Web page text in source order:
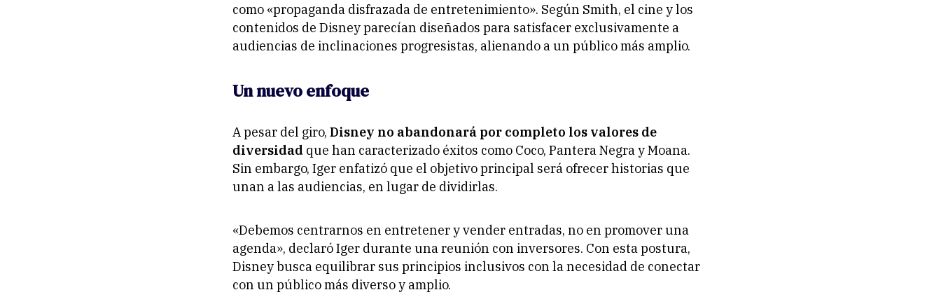
como «propaganda disfrazada de entretenimiento». Según Smith, el cine y los
contenidos de Disney parecían diseñados para satisfacer exclusivamente a
audiencias de inclinaciones progresistas, alienando a un público más amplio.
Un nuevo enfoque
A pesar del giro, Disney no abandonará por completo los valores de
diversidad que han caracterizado éxitos como Coco, Pantera NegrayMoana.
Sin embargo, Iger enfatizó que el objetivo principal será ofrecer historias que
unan a las audiencias, en lugar de dividirlas.
«Debemos centrarnos en entretener y vender entradas, no en promover una
agenda», declaró Iger durante una reunión con inversores. Con esta postura,
Disney busca equilibrar sus principios inclusivos con la necesidad de conectar
con un público más diverso y amplio.